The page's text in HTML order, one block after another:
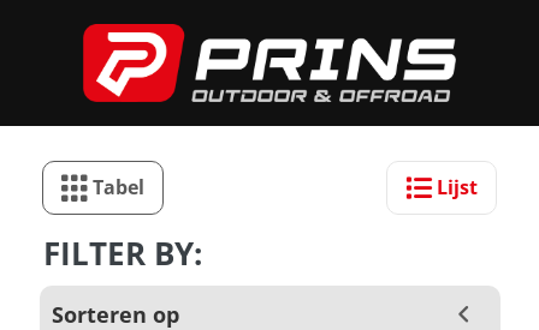
Tabel Lijst
FILTER BY:
Sorteren op